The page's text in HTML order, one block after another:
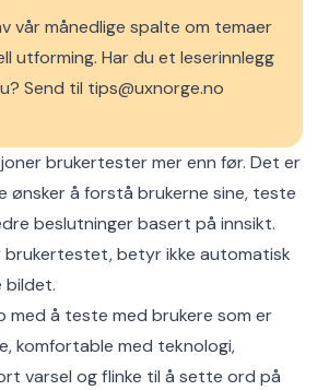
vår månedlige spalte om temaer
utforming. Har du et leserinnlegg
Send til tips@uxnorge.no
brukertester mer enn før. Det er
ønsker å forstå brukerne sine, teste
beslutninger basert på innsikt.
brukertestet, betyr ikke automatisk
bildet.
med å teste med brukere som er
komfortable med teknologi,
varsel og flinke til å sette ord på